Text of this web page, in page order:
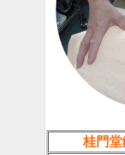
桂門堂